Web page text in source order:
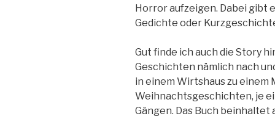
Horror aufzeigen. Dabei gibt
Gedichte oder
Gut finde ich auch die Story
Geschichten nämlich nach
in einem Wirtshaus zu einem
Weihnachtsgeschichten, je
Gängen. Das Buch